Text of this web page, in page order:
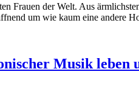
Frauen der Welt. Aus
um wie kaum eine andere
Musik